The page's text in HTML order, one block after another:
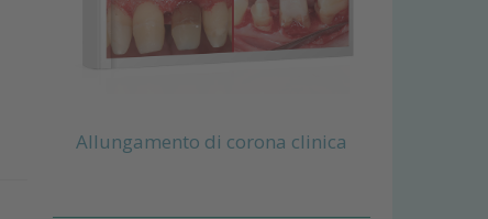
Allungamento di corona clinica